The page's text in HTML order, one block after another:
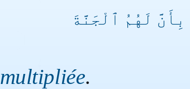
لَهُمُ ٱلْجَنَّةَ
multipliée.